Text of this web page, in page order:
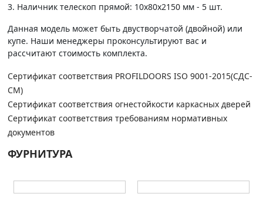
3. Наличник телескоп прямой: 10х80х2150 мм - 5 шт.
Данная модель может быть двустворчатой (двойной) или
купе. Наши менеджеры проконсультируют вас и
рассчитают стоимость комплекта.
Сертификат соответствия PROFILDOORS ISO 9001-2015(СДС-
СМ)
Сертификат соответствия огнестойкости каркасных дверей
Сертификат соответствия требованиям нормативных
документов
ФУРНИТУРА